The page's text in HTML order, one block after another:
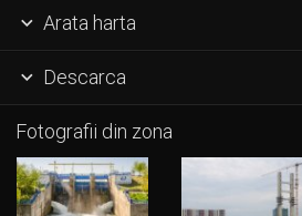
 Arata harta
 Descarca
Fotografii din zona